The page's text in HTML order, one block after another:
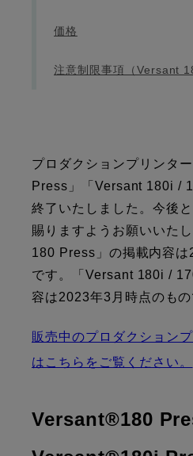
価格
注意制限事項（Versant
プロダクションプリンタ
Press」「Versant 180i /
終了いたしました。今後
賜りますようお願いいた
180 Press」の掲載内容
です。「Versant 180i /
容は2023年3月時点のもの
販売中のプロダクション
はこちらをご覧ください。
Versant®180